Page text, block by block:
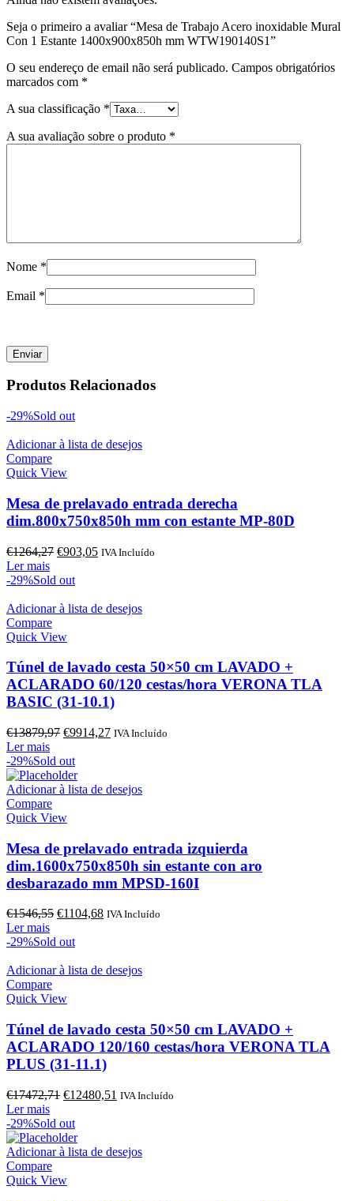
Seja o primeiro a avaliar “Mesa de Trabajo Acero inoxidable Mural
Con 1 Estante 1400x900x850h mm WTW190140S1”
O seu endereço de email não será publicado. Campos obrigatórios
marcados com *
A sua classificação *
A sua avaliação sobre o produto *
Nome *
Email *
Produtos Relacionados
-29%Sold out
Adicionar à lista de desejos
Compare
Quick View
Mesa de prelavado entrada derecha
dim.800x750x850h mm con estante MP-80D
€1264,27 O
original
€1264,27.
€903,05O
€903,05.
IVA Incluído
Ler mais
-29%Sold out
Adicionar à lista de desejos
Compare
Quick View
Túnel de lavado cesta 50×50 cm LAVADO +
ACLARADO 60/120 cestas/hora VERONA TLA
BASIC (31-10.1)
€13879,97 O
original
era:
€13879,97.
€9914,27O
€9914,27.
IVA Incluído
Ler mais
-29%Sold out
Adicionar à lista de desejos
Compare
Quick View
Mesa de prelavado entrada izquierda
dim.1600x750x850h sin estante con aro
desbarazado mm MPSD-160I
€1546,55 O
original
€1546,55.
€1104,68O
€1104,68.
IVA Incluído
Ler mais
-29%Sold out
Adicionar à lista de desejos
Compare
Quick View
Túnel de lavado cesta 50×50 cm LAVADO +
ACLARADO 120/160 cestas/hora VERONA TLA
PLUS (31-11.1)
€17472,71 O
original
era:
€17472,71.
€12480,51 O
€12480,51.
IVA Incluído
Ler mais
-29%Sold out
Adicionar à lista de desejos
Compare
Quick View